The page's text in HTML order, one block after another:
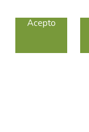
CAMBIOS Y
Acepto